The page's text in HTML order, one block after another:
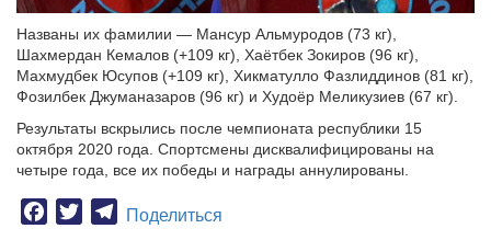
Названы их фамилии — Мансур Альмуродов (73 кг),
Шахмердан Кемалов (+109 кг), Хаётбек Зокиров (96 кг),
Махмудбек Юсупов (+109 кг), Хикматулло Фазлиддинов (81 кг),
Фозилбек Джуманазаров (96 кг) и Худоёр Меликузиев (67 кг).
Результаты вскрылись после чемпионата республики 15
октября 2020 года. Спортсмены дисквалифицированы на
четыре года, все их победы и награды аннулированы.
Facebook
TwitterTelegram
Поделиться